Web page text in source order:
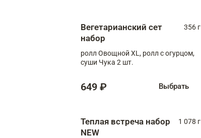
Вегетарианский сет
набор
356 г
ролл Овощной XL, ролл с огурцом,
суши Чука 2 шт.
649 ₽ Выбрать
Теплая встреча набор
NEW
1 078 г